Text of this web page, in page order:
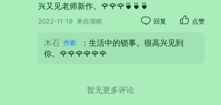
下雪了
海里，一幅幅与雪相关的画面，从时空深处飘
兴又见老师新作。🌹🌹🌹🍵🍵🍵
2022-11-19 来自湖南 回复 点赞
木石
：生活中的锁事。很高兴见到
你。🌹🌹🌹🌹🌹🌹
暂无更多评论